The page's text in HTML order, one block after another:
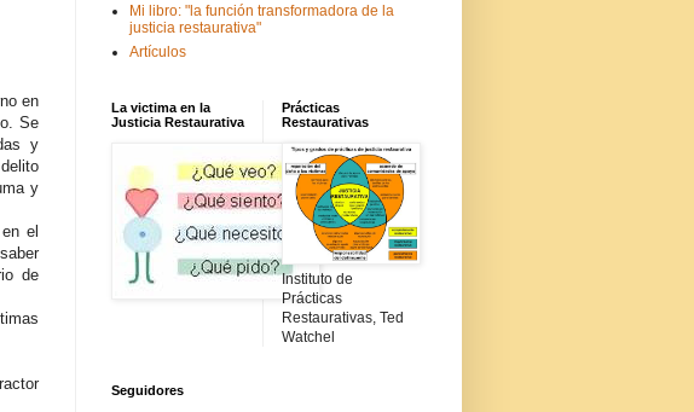
en
Se
y
y
el
de
Mi libro: "la función transformadora de la
justicia restaurativa"
Artículos
La victima en la
Justicia Restaurativa
Prácticas
Restaurativas
Instituto de
Prácticas
Restaurativas, Ted
Watchel
Seguidores